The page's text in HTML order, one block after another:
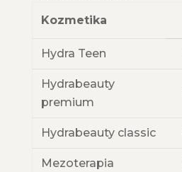
Kozmetika
Hydra Teen
Hydrabeauty
premium
Hydrabeauty classic
Mezoterapia